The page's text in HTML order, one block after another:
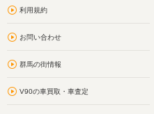
利用規約
お問い合わせ
群馬の街情報
V90の車買取・車査定